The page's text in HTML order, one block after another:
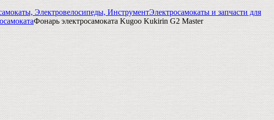
Электровелосипеды, ИнструментЭлектросамокаты и запчасти для
Фонарь электросамоката Kugoo Kukirin G2 Master